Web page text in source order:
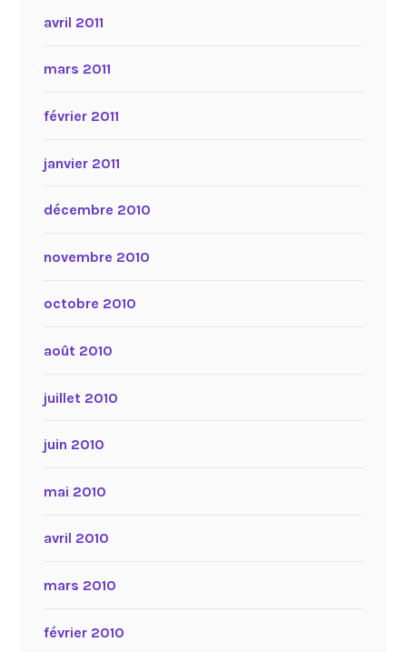
avril 2011
mars 2011
février 2011
janvier 2011
décembre 2010
novembre 2010
octobre 2010
août 2010
juillet 2010
juin 2010
mai 2010
avril 2010
mars 2010
février 2010